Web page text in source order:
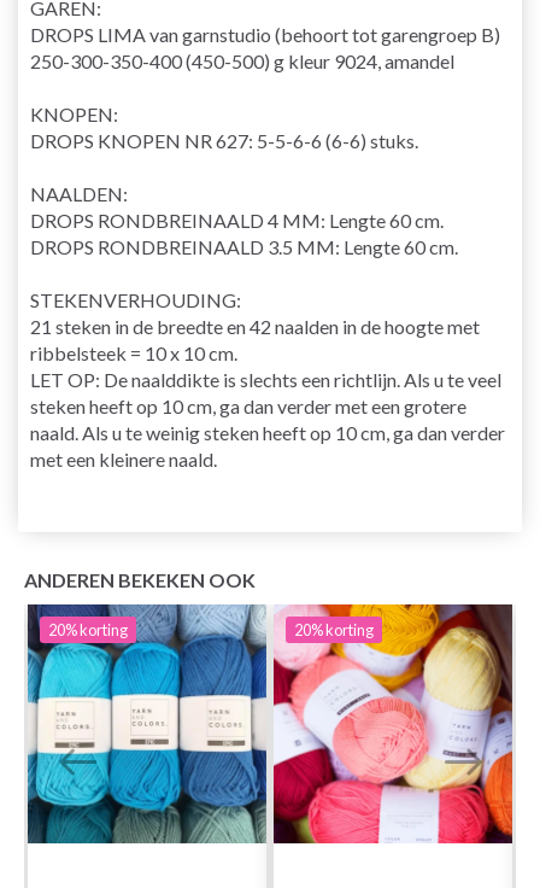
GAREN:
DROPS LIMA van garnstudio (behoort tot garengroep B)
250-300-350-400 (450-500) g kleur 9024, amandel
KNOPEN:
DROPS KNOPEN NR 627: 5-5-6-6 (6-6) stuks.
NAALDEN:
DROPS RONDBREINAALD 4 MM: Lengte 60 cm.
DROPS RONDBREINAALD 3.5 MM: Lengte 60 cm.
STEKENVERHOUDING:
21 steken in de breedte en 42 naalden in de hoogte met
ribbelsteek = 10 x 10 cm.
LET OP: De naalddikte is slechts een richtlijn. Als u te veel
steken heeft op 10 cm, ga dan verder met een grotere
naald. Als u te weinig steken heeft op 10 cm, ga dan verder
met een kleinere naald.
ANDEREN BEKEKEN OOK
20%korting 20%korting